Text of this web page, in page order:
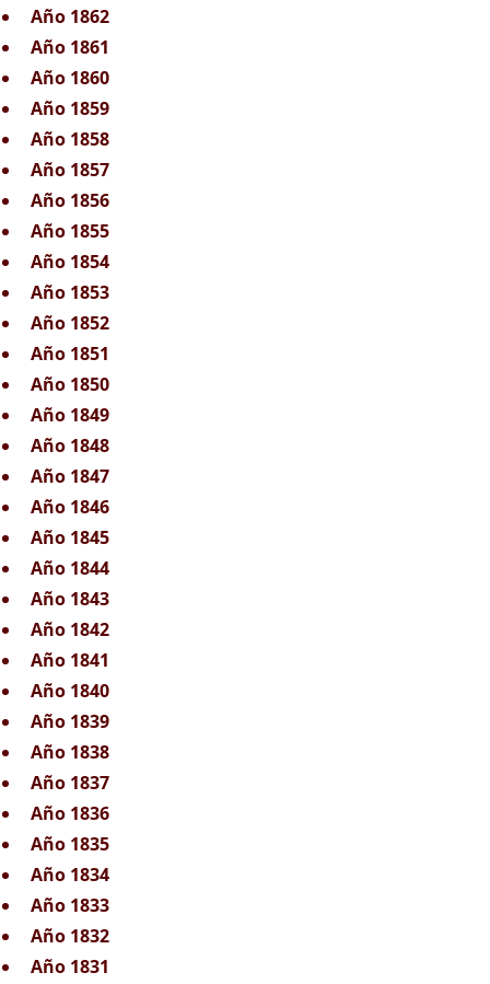
Año 1862
Año 1861
Año 1860
Año 1859
Año 1858
Año 1857
Año 1856
Año 1855
Año 1854
Año 1853
Año 1852
Año 1851
Año 1850
Año 1849
Año 1848
Año 1847
Año 1846
Año 1845
Año 1844
Año 1843
Año 1842
Año 1841
Año 1840
Año 1839
Año 1838
Año 1837
Año 1836
Año 1835
Año 1834
Año 1833
Año 1832
Año 1831